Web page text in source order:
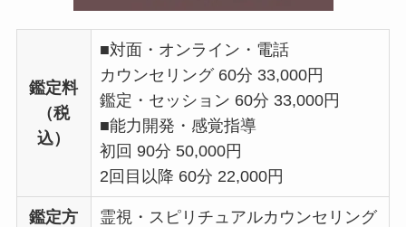
鑑定料
（税
込）
■対面・オンライン・電話
カウンセリング 60分 33,000円
鑑定・セッション 60分 33,000円
■能力開発・感覚指導
初回 90分 50,000円
2回目以降 60分 22,000円
鑑定方
霊視・スピリチュアルカウンセリング